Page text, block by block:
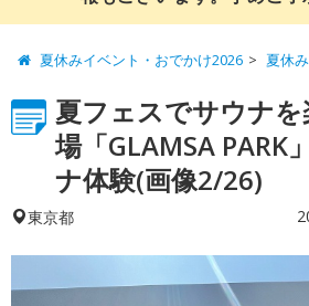
夏休みイベント・おでかけ2026 夏休
夏フェスでサウナ
場「GLAMSA PARK
ナ体験(画像2/26)
東京都